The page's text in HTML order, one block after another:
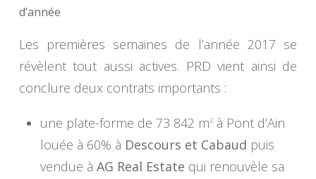
d’année
Les premières semaines de l’année 2017 se
révèlent tout aussi actives. PRD vient ainsi de
conclure deux contrats importants :
une plate-forme de 73 842 m2à Pont d’Ain
louée à 60% à Descours et Cabaud puis
vendue à AG Real Estate qui renouvèle sa